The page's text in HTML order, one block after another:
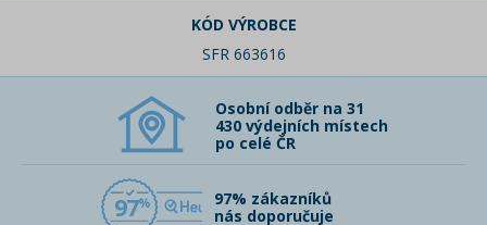
KÓD VÝROBCE
SFR 663616
Osobní odběr na 31
430 výdejních místech
po celé ČR
97
97% zákazníků
nás doporučuje